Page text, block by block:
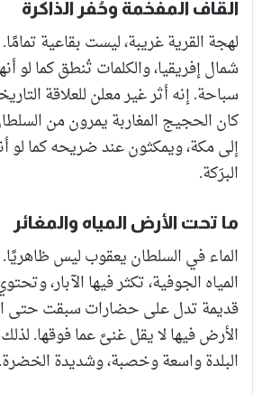
القاف المفخّمة وحُفَر الذاكرة
لهجة القرية غريبة، ليست بقاعية
شمال إفريقيا، والكلمات تُنطق كما لو
سباحة. إنه أثر غير معلن للعلاقة
كان الحجيج المغاربة يمرون من
إلى مكة، ويمكثون عند ضريحه كما
البرَكة.
ما تحت الأرض المياه والمغائر
الماء في السلطان يعقوب ليس ظاهريًا.
المياه الجوفية، تكثر فيها الآبار،
قديمة تدل على حضارات سبقت حتى
الأرض فيها لا يقل غنىً عما فوقها.
البلدة واسعة وخصبة، وشديدة الخضرة.